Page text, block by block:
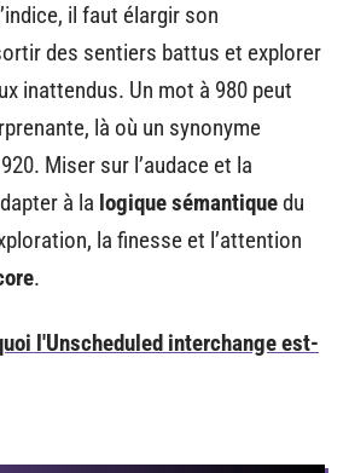
il faut élargir son
des sentiers battus et explorer
inattendus. Un mot à 980 peut
là où un synonyme
Miser sur l’audace et la
à la logique sémantiquedu
la finesse et l’attention
.
l'Unscheduled interchange est-